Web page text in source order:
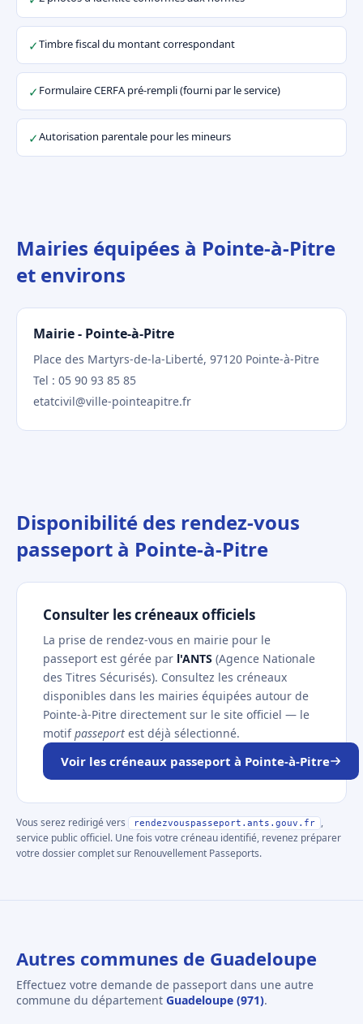
✓Timbre fiscal du montant correspondant
✓ Formulaire CERFA pré-rempli (fourni par le service)
✓Autorisation parentale pour les mineurs
Mairies équipées à Pointe-à-Pitre
et environs
Mairie - Pointe-à-Pitre
Place des Martyrs-de-la-Liberté, 97120 Pointe-à-Pitre
Tel : 05 90 93 85 85
etatcivil@ville-pointeapitre.fr
Disponibilité des rendez-vous
passeport à Pointe-à-Pitre
Consulter les créneaux officiels
La prise de rendez-vous en mairie pour le
passeport est gérée par l'ANTS (Agence Nationale
des Titres Sécurisés). Consultez les créneaux
disponibles dans les mairies équipées autour de
Pointe-à-Pitre directement sur le site officiel — le
motifpasseport est déjà sélectionné.
Voir les créneaux passeport à Pointe-à-Pitre
Vous serez redirigé vers rendezvouspasseport.ants.gouv.fr
,
service public officiel. Une fois votre créneau identifié, revenez préparer
votre dossier complet sur Renouvellement Passeports.
Autres communes de Guadeloupe
Effectuez votre demande de passeport dans une autre
commune du département Guadeloupe (971).